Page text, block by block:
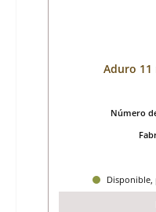
Aduro
Número
Disponible,